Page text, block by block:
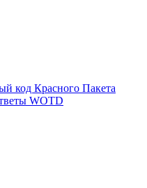
код Красного Пакета
WOTD